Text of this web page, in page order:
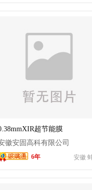
超节能膜
徽安固高科有限公司
安徽
6年